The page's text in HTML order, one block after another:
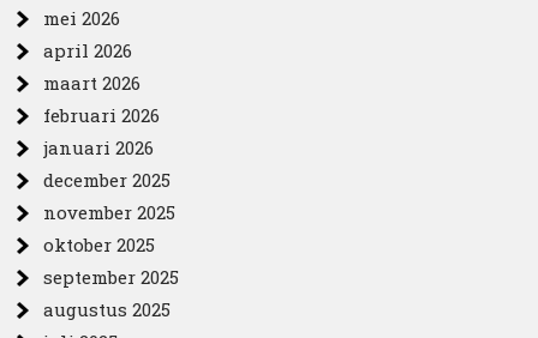
mei 2026
april 2026
maart 2026
februari 2026
januari 2026
december 2025
november 2025
oktober 2025
september 2025
augustus 2025